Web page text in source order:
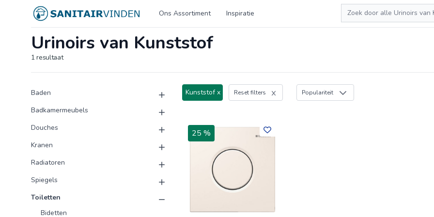
Logo sanitairvinden.nl Ons Assortiment Inspiratie
Zoeken
Urinoirs van Kunststof
1resultaat
Producten
Product categorieën
Baden
Badkamermeubels
Douches
Kranen
Radiatoren
Spiegels
Toiletten
Bidetten
Kunststof x Reset filters Populariteit
25 %